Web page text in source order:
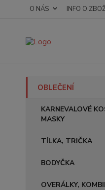
O NÁS INFO O
OBLEČENÍ
KARNEVALOVÉ
MASKY
TÍLKA, TRIČKA
BODYČKA
OVERÁLKY,